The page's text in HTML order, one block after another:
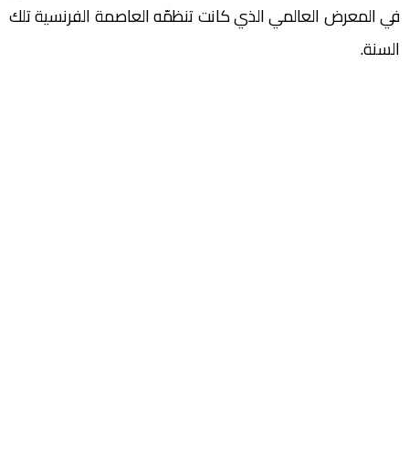
في المعرض العالمي الذي كانت تنظمّه العاصمة الفرنسية تلك
السنة.